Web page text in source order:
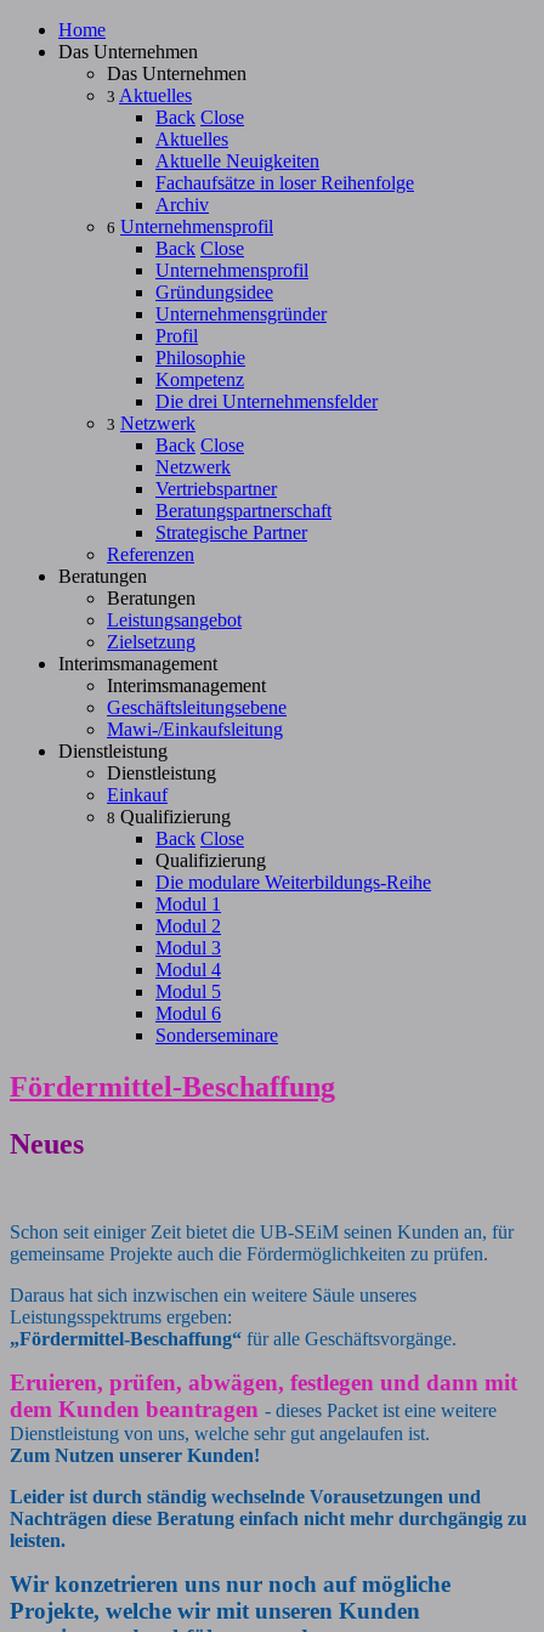
Home
Das Unternehmen
Das Unternehmen
3 Aktuelles
Back Close
Aktuelles
Aktuelle Neuigkeiten
Fachaufsätze in loser Reihenfolge
Archiv
6 Unternehmensprofil
Back Close
Unternehmensprofil
Gründungsidee
Unternehmensgründer
Profil
Philosophie
Kompetenz
Die drei Unternehmensfelder
3 Netzwerk
Back Close
Netzwerk
Vertriebspartner
Beratungspartnerschaft
Strategische Partner
Referenzen
Beratungen
Beratungen
Leistungsangebot
Zielsetzung
Interimsmanagement
Interimsmanagement
Geschäftsleitungsebene
Mawi-/Einkaufsleitung
Dienstleistung
Dienstleistung
Einkauf
8 Qualifizierung
Back Close
Qualifizierung
Die modulare Weiterbildungs-Reihe
Modul 1
Modul 2
Modul 3
Modul 4
Modul 5
Modul 6
Sonderseminare
Fördermittel-Beschaffung
Neues
Schon seit einiger Zeit bietet die UB-SEiM seinen Kunden an, für
gemeinsame Projekte auch die Fördermöglichkeiten zu prüfen.
Daraus hat sich inzwischen ein weitere Säule unseres
Leistungsspektrums ergeben:
„Fördermittel-Beschaffung“ für alle Geschäftsvorgänge.
Eruieren, prüfen, abwägen, festlegen und dann mit
dem Kunden beantragen - dieses Packet ist eine weitere
Dienstleistung von uns, welche sehr gut angelaufen ist.
Zum Nutzen unserer Kunden!
Leider ist durch ständig wechselnde Vorausetzungen und
Nachträgen diese Beratung einfach nicht mehr durchgängig zu
leisten.
Wir konzetrieren uns nur noch auf mögliche
Projekte, welche wir mit unseren Kunden